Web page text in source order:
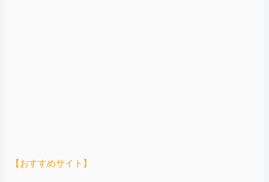
【おすすめサイト】